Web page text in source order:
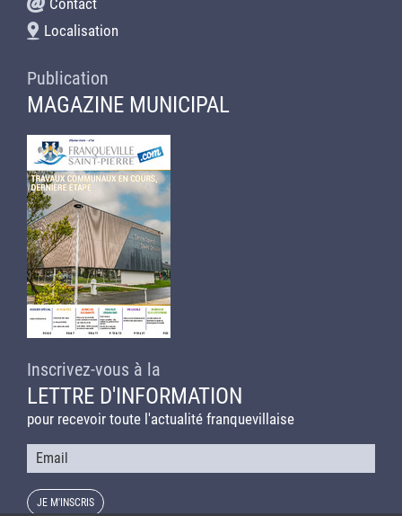
Contact
Localisation
Publication
MAGAZINE MUNICIPAL
Inscrivez-vous à la
LETTRE D'INFORMATION
pour recevoir toute l'actualité franquevillaise
Courriel